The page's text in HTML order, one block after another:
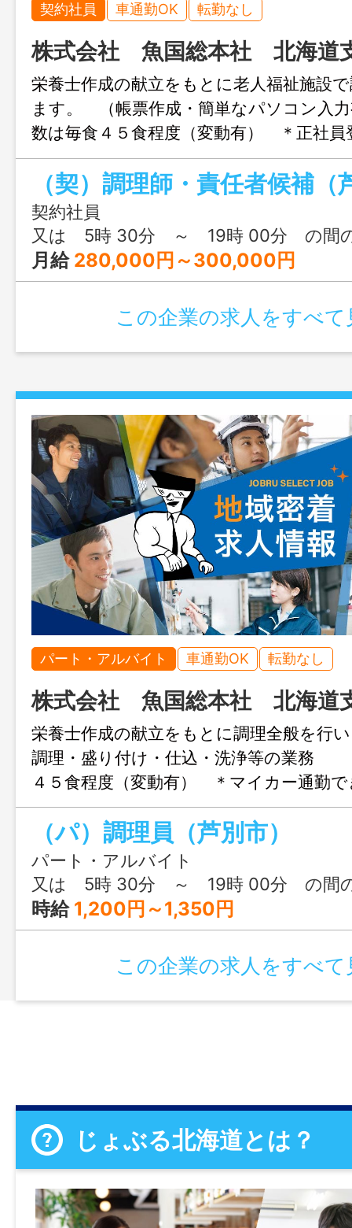
契約社員 車通勤OK 転勤なし
株式会社 魚国総本社 北海道
栄養士作成の献立をもとに老人福祉施設
ます。 （帳票作成・簡単なパソコン
数は毎食４５食程度（変動有） ＊正社
＊マイカー通勤できる方・お近くの方（
便な為） ※業務の変更範囲：変更な
（契）調理師・責任者候補（
契約社員
又は 5時 30分 ～ 19時 00分 の間
月給 280,000円～300,000円
この企業の求人をすべて
パート・アルバイト 車通勤OK 転勤なし
株式会社 魚国総本社 北海道
栄養士作成の献立をもとに調理全般を行
調理・盛り付け・仕込・洗浄等の業
４５食程度（変動有） ＊マイカー通勤
共交通機関が不便なため） ＊幅広い年
ている職場です。 ※業務の変更範囲：
（パ）調理員（芦別市）
パート・アルバイト
又は 5時 30分 ～ 19時 00分 の間
時給 1,200円～1,350円
この企業の求人をすべて
じょぶる北海道とは？